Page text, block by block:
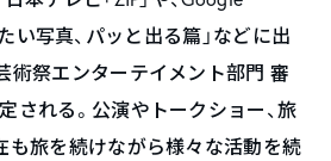
い写真、パッと出る篇」などに出
術祭エンターテイメント部門 審
される。公演やトークショー、旅
も旅を続けながら様々な活動を続